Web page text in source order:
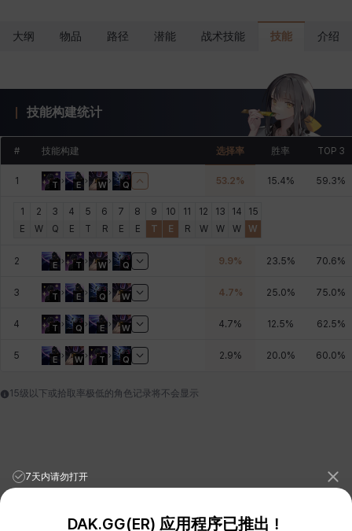
洛兹 海因茨
盖瑞特 秀雅 米尔卡 纳塔朋 翡翠
肯尼思 艾丝蒂尔 艾比盖尔 芬里尔
芭芭拉 莉央 莉诺尔 菲欧娜
阿迪娜 阿隆索 阿雅 雪
大纲 物品 路径 潜能 战术技能 技能 介绍
技能构建统计
# 技能构建 选择率 胜率 TOP 3
1 T E W Q 53.2% 15.4% 59.3%
1
E
2
W
3
Q
4
E
5
T
6
R
7
E
8
E
9
T
10
E
11
R
12
W
13
W
14
W
15
W
2 E T W Q 9.9% 23.5% 70.6%
3 T E Q W 4.7% 25.0% 75.0%
4 T Q E W 4.7% 12.5% 62.5%
5 E W T Q 2.9% 20.0% 60.0%
15级以下或拾取率极低的角色记录将不会显示
7天内请勿打开
DAK.GG(ER) 应用程序已推出！